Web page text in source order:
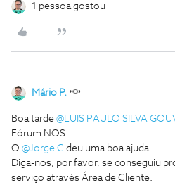
1 pessoa gostou
Mário P.
Boa tarde @LUIS PAULO SILVA
Fórum NOS.
O @Jorge C deu uma boa ajuda.
Diga-nos, por favor, se conseguiu
serviço através Área de Cliente.